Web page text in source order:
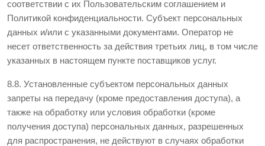
соответствии с их Пользовательским соглашением и
Политикой конфиденциальности. Субъект персональных
данных и/или с указанными документами. Оператор не
несет ответственность за действия третьих лиц, в том числе
указанных в настоящем пункте поставщиков услуг.
8.8. Установленные субъектом персональных данных
запреты на передачу (кроме предоставления доступа), а
также на обработку или условия обработки (кроме
получения доступа) персональных данных, разрешенных
для распространения, не действуют в случаях обработки